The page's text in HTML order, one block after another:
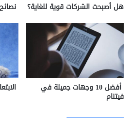
هل أصبحت الشركات قوية للغاية؟
أفضل 10 وجهات جميلة في
فيتنام